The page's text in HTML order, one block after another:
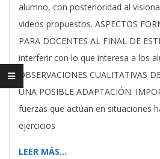
alumno, con posterioridad al
videos propuestos. ASPECTOS
PARA DOCENTES AL FINAL DE
interferir con lo que interesa a los
OBSERVACIONES CUALITATIVAS
UNA POSIBLE ADAPTACIÓN:
fuerzas que actúan en situaciones
ejercicios
LEER MÁS…